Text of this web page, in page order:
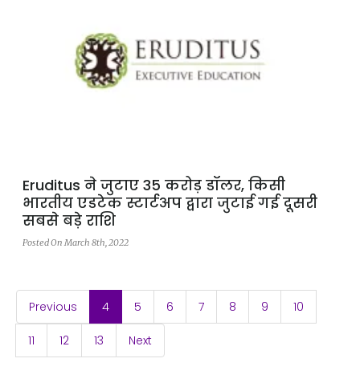
Eruditus ने जुटाए 35 करोड़ डॉलर, किसी
भारतीय एडटेक स्टार्टअप द्वारा जुटाई गई दूसरी
सबसे बड़े राशि
Posted On March 8th, 2022
Previous 4(current)
5 6 7 8 9 10
11 12 13 Next